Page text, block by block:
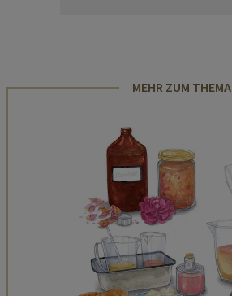
MEHR ZUM THEMA